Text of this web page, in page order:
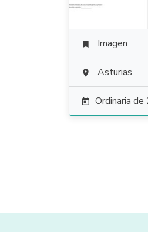
 Imagen
 Asturias
 Ordinaria